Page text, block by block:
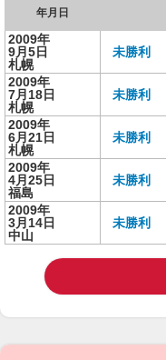
年月日
2009年
9月5日
札幌
未勝利
2009年
7月18日
札幌
未勝利
2009年
6月21日
札幌
未勝利
2009年
4月25日
福島
未勝利
2009年
3月14日
中山
未勝利